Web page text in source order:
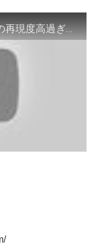
【フォートナイト?】パクリゲーの再現度高過ぎてワロタｗｗかみかぜとV-bucksかけてタイマンもしてみる！！ｗｗ